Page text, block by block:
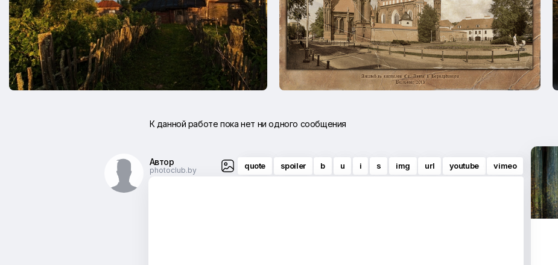
К данной работе пока нет ни одного сообщения
Автор
photoclub.by quote spoiler b u i s img url youtube vimeo